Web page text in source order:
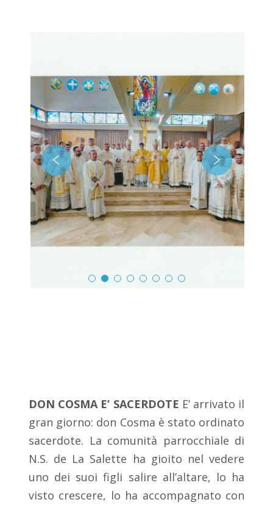
DON COSMA E’ SACERDOTE E’ arrivato il
gran giorno: don Cosma è stato ordinato
sacerdote. La comunità parrocchiale di
N.S. de La Salette ha gioito nel vedere
uno dei suoi figli salire all’altare, lo ha
visto crescere, lo ha accompagnato con